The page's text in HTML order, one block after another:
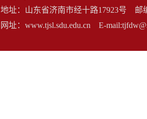
地址：山东省济南市经十路17923号 邮
网址：www.tjsl.sdu.edu.cn E-